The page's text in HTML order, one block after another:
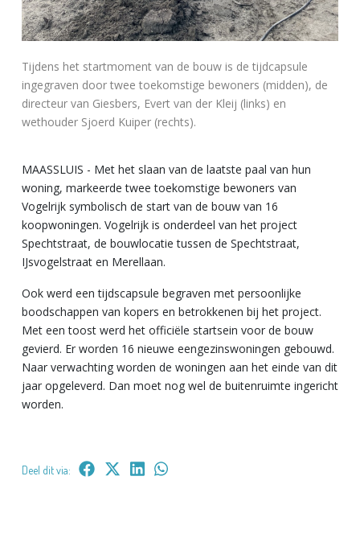
Tijdens het startmoment van de bouw is de tijdcapsule
ingegraven door twee toekomstige bewoners (midden), de
directeur van Giesbers, Evert van der Kleij (links) en
wethouder Sjoerd Kuiper (rechts).
MAASSLUIS - Met het slaan van de laatste paal van hun
woning, markeerde twee toekomstige bewoners van
Vogelrijk symbolisch de start van de bouw van 16
koopwoningen. Vogelrijk is onderdeel van het project
Spechtstraat, de bouwlocatie tussen de Spechtstraat,
IJsvogelstraat en Merellaan.
Ook werd een tijdscapsule begraven met persoonlijke
boodschappen van kopers en betrokkenen bij het project.
Met een toost werd het officiële startsein voor de bouw
gevierd. Er worden 16 nieuwe eengezinswoningen gebouwd.
Naar verwachting worden de woningen aan het einde van dit
jaar opgeleverd. Dan moet nog wel de buitenruimte ingericht
worden.
Deel dit via: